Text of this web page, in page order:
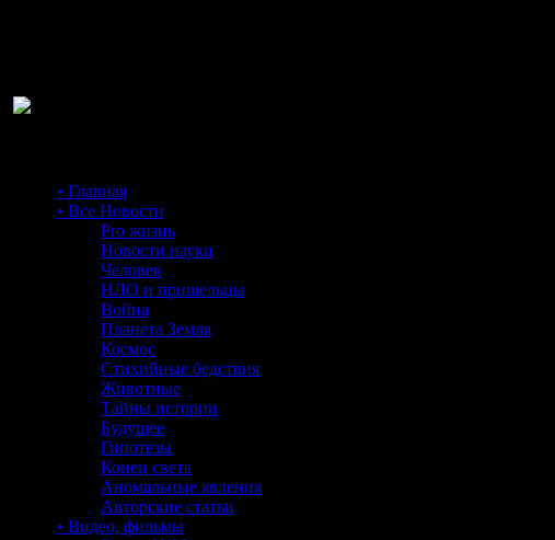
• Главная
• Все Новости
Pro жизнь
Новости науки
Человек
НЛО и пришельцы
Война
Планета Земля
Космос
Стихийные бедствия
Животные
Тайны истории
Будущее
Гипотезы
Конец света
Аномальные явления
Авторские статьи
• Видео, фильмы